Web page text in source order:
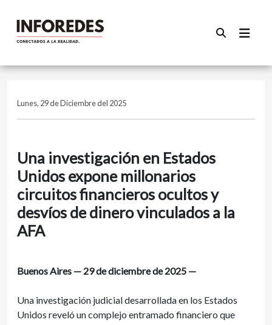
Lunes, 29 de Diciembre del 2025
Una investigación en Estados
Unidos expone millonarios
circuitos financieros ocultos y
desvíos de dinero vinculados a la
AFA
Buenos Aires — 29 de diciembre de 2025 —
Una investigación judicial desarrollada en los Estados
Unidos reveló un complejo entramado financiero que